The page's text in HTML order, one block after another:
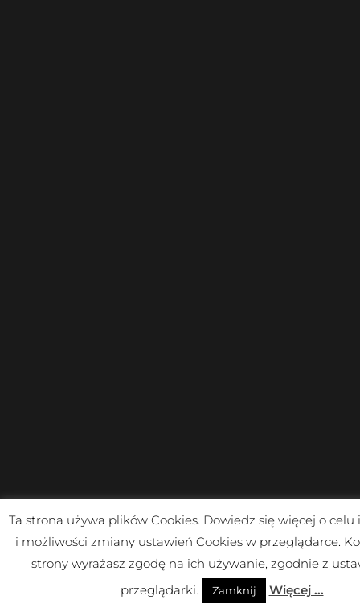
Ta strona używa plików Cookies. Dowiedz się więcej o celu
i możliwości zmiany ustawień Cookies w przeglądarce.
strony wyrażasz zgodę na ich używanie, zgodnie z
przeglądarki.
Zamknij Więcej ...